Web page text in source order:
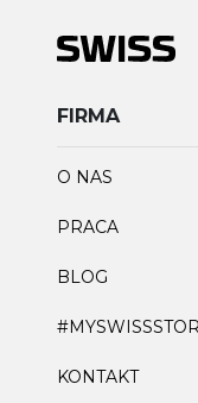
FIRMA
O NAS
PRACA
BLOG
KONTAKT